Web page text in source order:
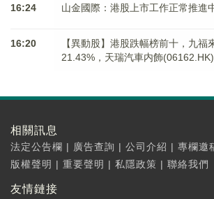
16:24 山金國際：港股上市工作正常推進
16:20
【異動股】港股跌幅榜前十，九福
21.43%，天瑞汽車内飾
相關訊息
法定公告欄 | 廣告查詢 | 公司介紹 | 專欄邀
版權聲明 | 重要聲明 | 私隱政策 | 聯絡我們
友情鏈接